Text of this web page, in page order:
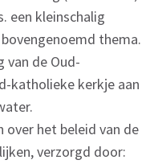
een kleinschalig
thema.
van de Oud-
katholieke kerkje aan
over het beleid van de
verzorgd door: